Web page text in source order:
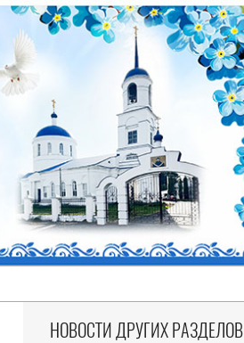
НОВОСТИ ДРУГИХ РАЗДЕЛОВ